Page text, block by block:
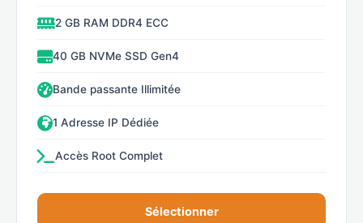
2 GB RAM DDR4 ECC
40 GB NVMe SSD Gen4
Bande passante Illimitée
1 Adresse IP Dédiée
Accès Root Complet
Sélectionner